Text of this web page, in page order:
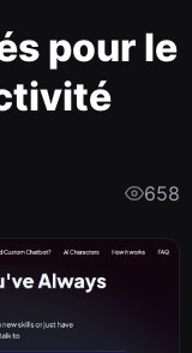
pour le
658